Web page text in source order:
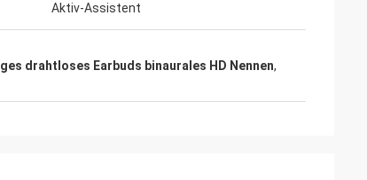
Aktiv-Assistent
drahtloses Earbuds binaurales HD Nennen,